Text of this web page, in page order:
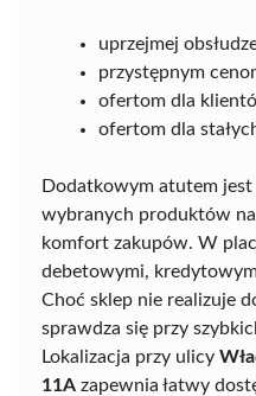
uprzejmej
przystępnym
ofertom dla
ofertom dla
Dodatkowym atutem
wybranych produktów
komfort zakupów. W
debetowymi,
Choć sklep nie realizuje
sprawdza się przy
Lokalizacja przy ulicy
11A zapewnia łatwy